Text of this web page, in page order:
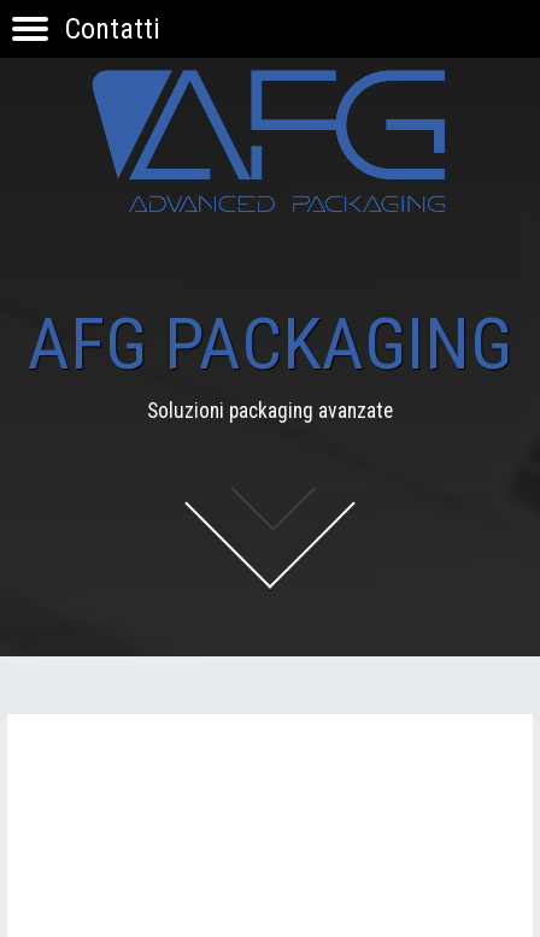
PRODOTTI
APPLICAZIONI
KNOW-HOW
INNOVAZIONE
CONTATTI
Contatti
AFG PACKAGING
Soluzioni packaging avanzate